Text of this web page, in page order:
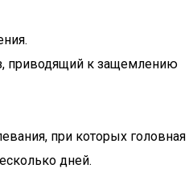
приводящий к защемлению
при которых головная
дней.